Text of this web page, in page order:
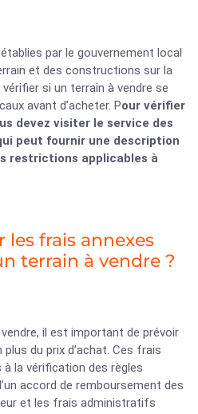
par le gouvernement local
et des constructions sur la
si un terrain à vendre se
avant d’acheter. Pour vérifier
devez visiter le service des
peut fournir une description
restrictions applicables à
frais annexes
terrain à vendre ?
vendre, il est important de prévoir
du prix d’achat. Ces frais
la vérification des règles
accord de remboursement des
et les frais administratifs